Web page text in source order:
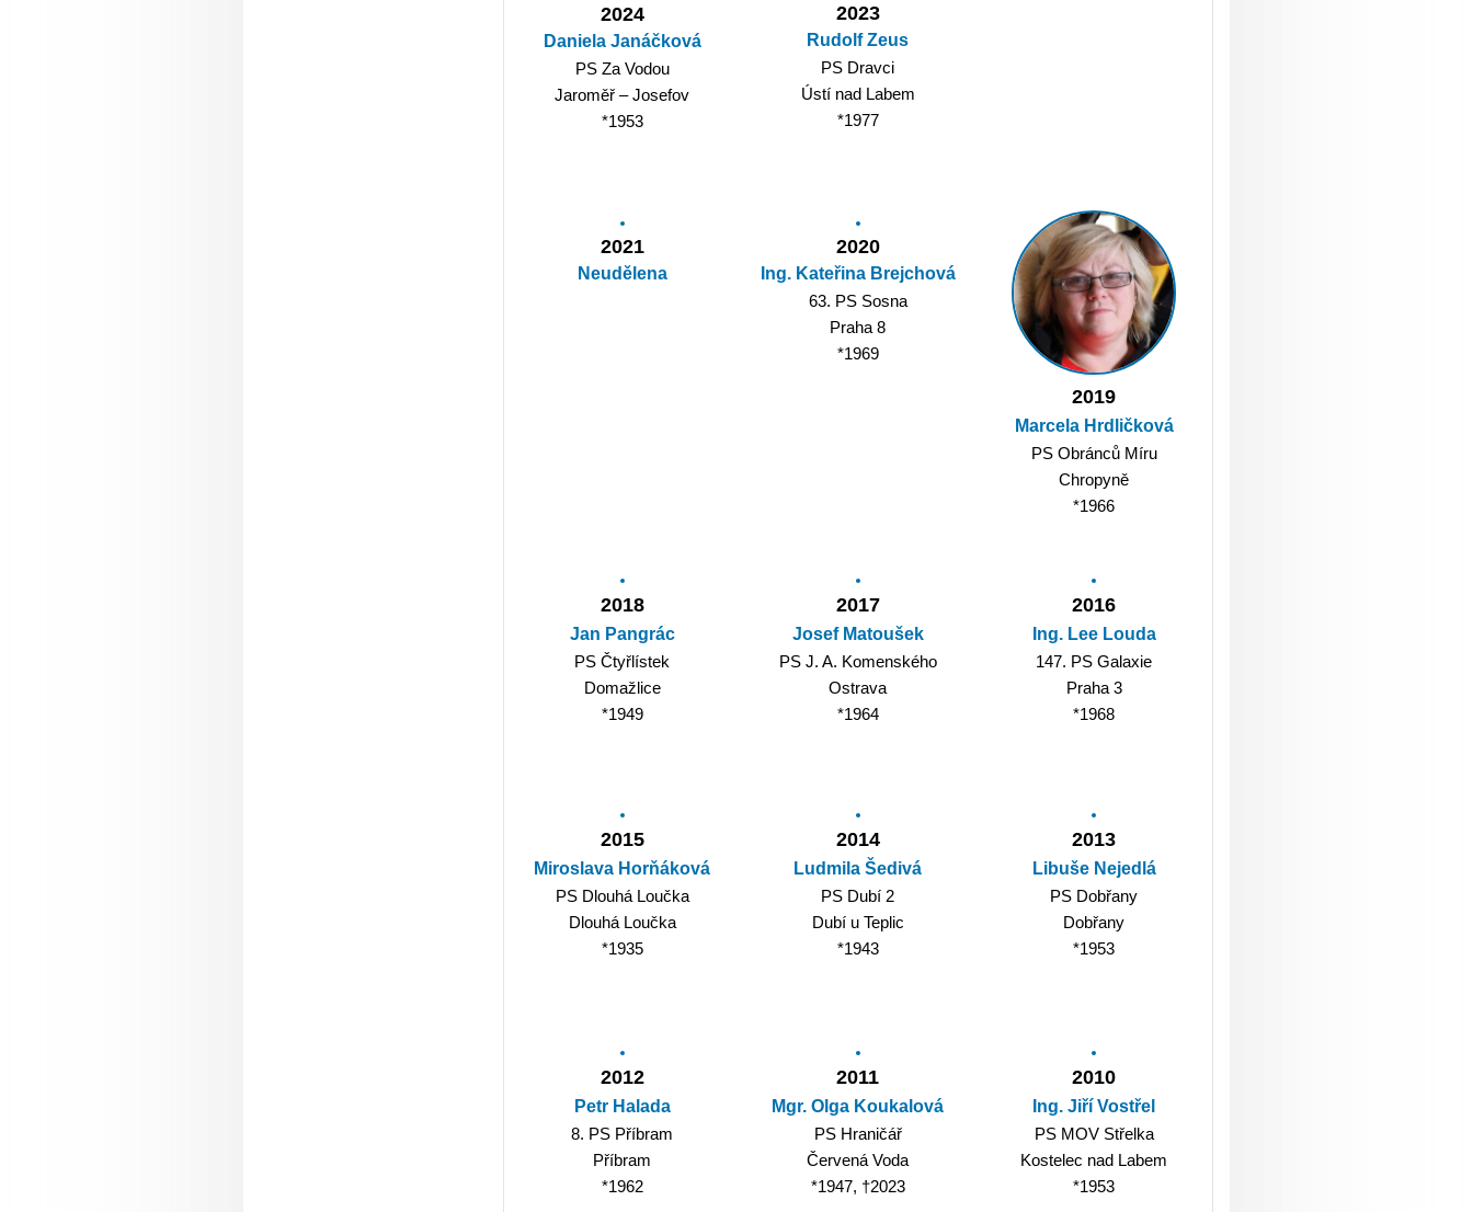
2024
Daniela Janáčková
PS Za Vodou
Jaroměř – Josefov
*1953
2023
Rudolf Zeus
PS Dravci
Ústí nad Labem
*1977
2021
Neudělena
2020
Ing. Kateřina Brejchová
63. PS Sosna
Praha 8
*1969
2019
Marcela Hrdličková
PS Obránců Míru
Chropyně
*1966
2018
Jan Pangrác
PS Čtyřlístek
Domažlice
*1949
2017
Josef Matoušek
PS J. A. Komenského
Ostrava
*1964
2016
Ing. Lee Louda
147. PS Galaxie
Praha 3
*1968
2015
Miroslava Horňáková
PS Dlouhá Loučka
Dlouhá Loučka
*1935
2014
Ludmila Šedivá
PS Dubí 2
Dubí u Teplic
*1943
2013
Libuše Nejedlá
PS Dobřany
Dobřany
*1953
2012
Petr Halada
8. PS Příbram
Příbram
*1962
2011
Mgr. Olga Koukalová
PS Hraničář
Červená Voda
*1947, †2023
2010
Ing. Jiří Vostřel
PS MOV Střelka
Kostelec nad Labem
*1953